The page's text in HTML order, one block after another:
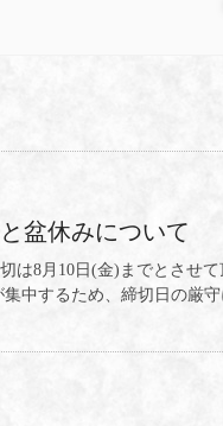
盆休みについて
は8月10日(金)までとさせ
中するため、締切日の厳